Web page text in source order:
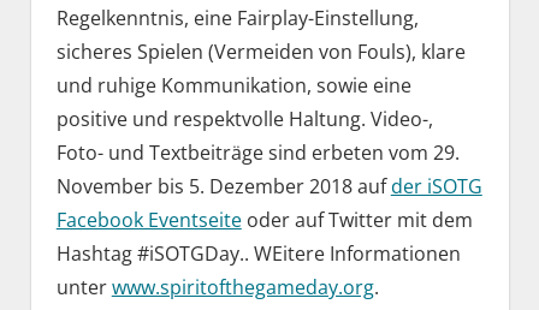
Regelkenntnis, eine Fairplay-Einstellung,
sicheres Spielen (Vermeiden von Fouls), klare
und ruhige Kommunikation, sowie eine
positive und respektvolle Haltung. Video-,
Foto- und Textbeiträge sind erbeten vom 29.
November bis 5. Dezember 2018 aufder iSOTG
Facebook Eventseiteoder auf Twitter mit dem
Hashtag #iSOTGDay.. WEitere Informationen
unterwww.spiritofthegameday.org.